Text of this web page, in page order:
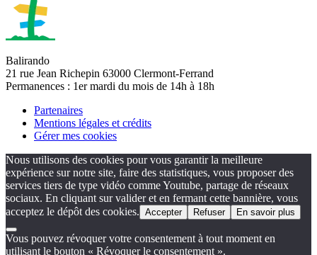
Balirando
21 rue Jean Richepin 63000 Clermont-Ferrand
Permanences : 1er mardi du mois de 14h à 18h
Partenaires
Mentions légales et crédits
Gérer mes cookies
Nous utilisons des cookies pour vous garantir la meilleure
expérience sur notre site, faire des statistiques, vous proposer des
services tiers de type vidéo comme Youtube, partage de réseaux
sociaux. En cliquant sur valider et en fermant cette bannière, vous
acceptez le dépôt des cookies. Accepter Refuser En savoir plus
Vous pouvez révoquer votre consentement à tout moment en
utilisant le bouton « Révoquer le consentement ».